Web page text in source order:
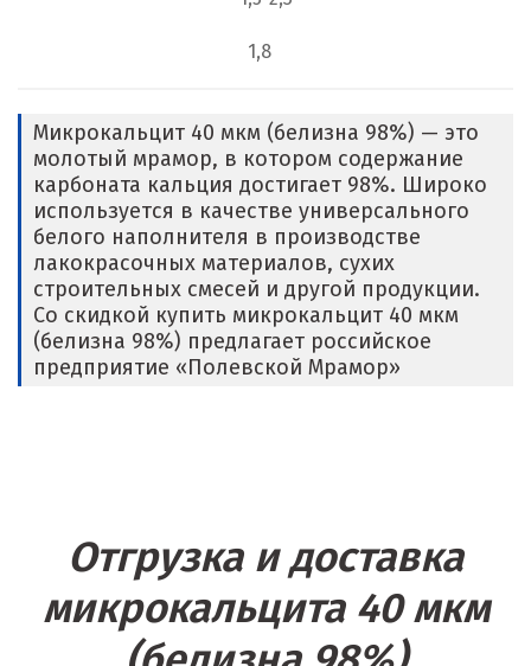
1,8
Микрокальцит 40 мкм (белизна 98%) — это
молотый мрамор, в котором содержание
карбоната кальция достигает 98%. Широко
используется в качестве универсального
белого наполнителя в производстве
лакокрасочных материалов, сухих
строительных смесей и другой продукции.
Со скидкой купить микрокальцит 40 мкм
(белизна 98%) предлагает российское
предприятие «Полевской Мрамор»
Отгрузка и доставка
микрокальцита 40 мкм